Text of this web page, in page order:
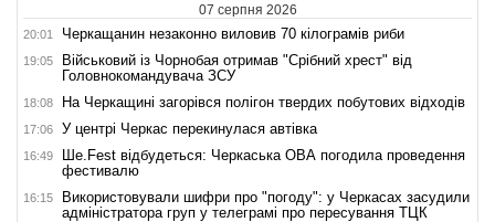
07 серпня 2026
20:01 Черкащанин незаконно виловив 70 кілограмів риби
19:05
Військовий із Чорнобая отримав "Срібний хрест" від
Головнокомандувача ЗСУ
18:08 На Черкащині загорівся полігон твердих побутових відходів
17:06 У центрі Черкас перекинулася автівка
16:49
Ше.Fest відбудеться: Черкаська ОВА погодила проведення
фестивалю
16:15
Використовували шифри про "погоду": у Черкасах засудили
адміністратора груп у телеграмі про пересування ТЦК